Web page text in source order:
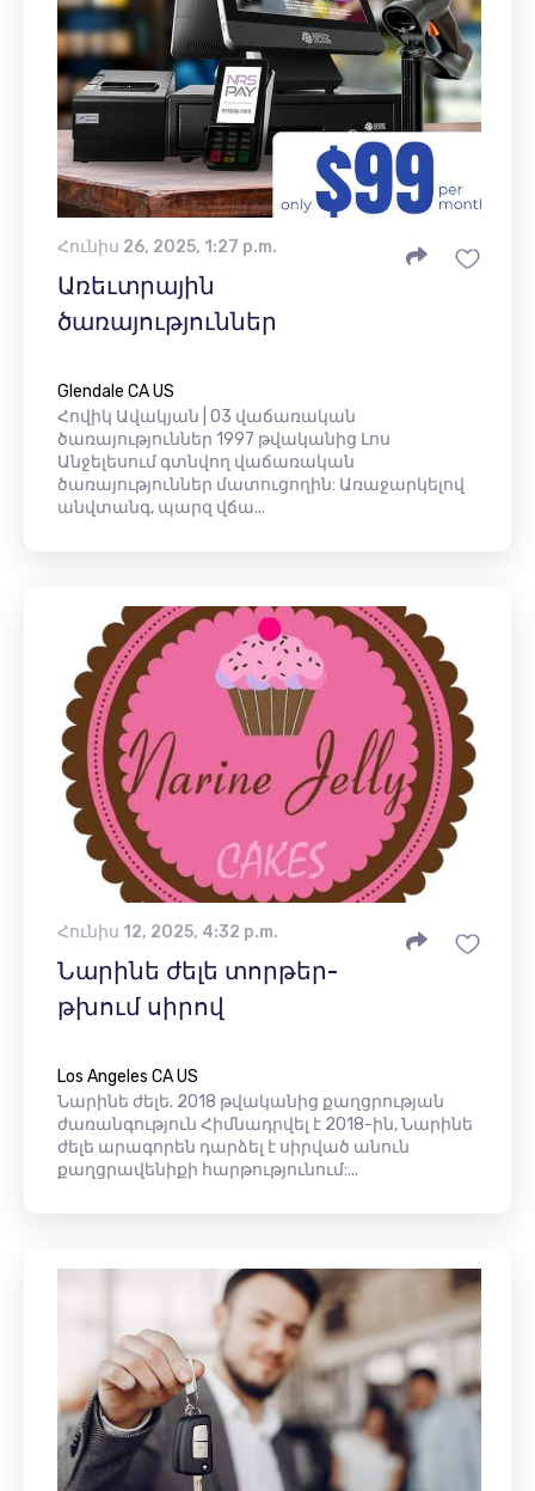
Հունիս 26, 2025, 1:27 p.m.
Առեւտրային
ծառայություններ
Glendale CA US
Հովիկ Ավակյան | O3 վաճառական
ծառայություններ 1997 թվականից Լոս
Անջելեսում գտնվող վաճառական
ծառայություններ մատուցողին: Առաջարկելով
անվտանգ, պարզ վճա...
Հունիս 12, 2025, 4:32 p.m.
Նարինե ժելե տորթեր-
թխում սիրով
Los Angeles CA US
Նարինե ժելե. 2018 թվականից քաղցրության
ժառանգություն Հիմնադրվել է 2018-ին, Նարինե
ժելե արագորեն դարձել է սիրված անուն
քաղցրավենիքի հարթությունում:...